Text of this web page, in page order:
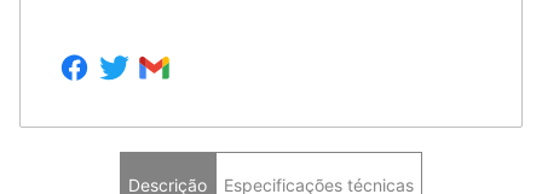
Descrição Especificações técnicas